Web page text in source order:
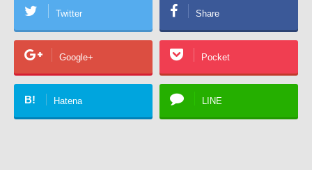
Twitter Share
Google+ Pocket
B! Hatena LINE